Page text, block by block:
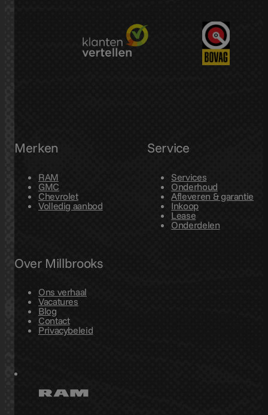
Merken
RAM
GMC
Chevrolet
Volledig aanbod
Service
Services
Onderhoud
Afleveren & garantie
Inkoop
Lease
Onderdelen
Over Millbrooks
Ons verhaal
Vacatures
Blog
Contact
Privacybeleid